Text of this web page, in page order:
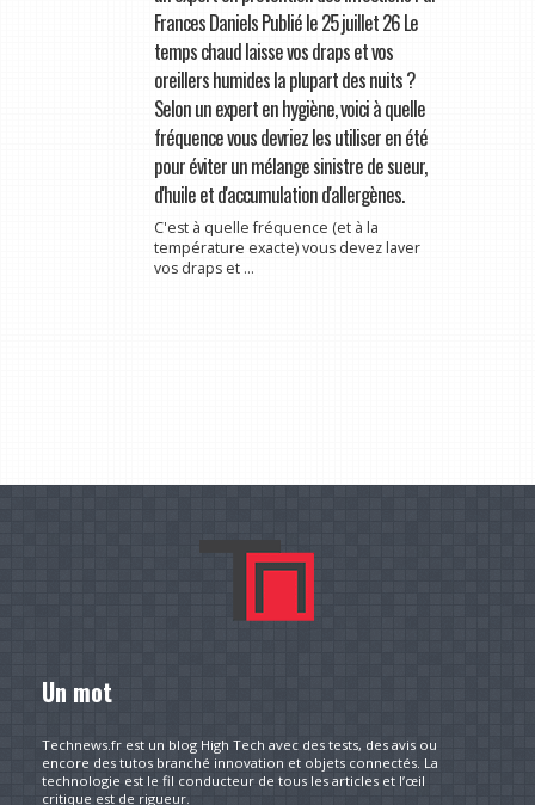
Frances Daniels Publié le 25 juillet 26 Le
temps chaud laisse vos draps et vos
oreillers humides la plupart des nuits ?
Selon un expert en hygiène, voici à quelle
fréquence vous devriez les utiliser en été
pour éviter un mélange sinistre de sueur,
d'huile et d'accumulation d'allergènes.
C'est à quelle fréquence (et à la
température exacte) vous devez laver
vos draps et ...
Un mot
Technews.fr est un blog High Tech avec des tests, des avis ou
encore des tutos branché innovation et objets connectés. La
technologie est le fil conducteur de tous les articles et l’œil
critique est de rigueur.